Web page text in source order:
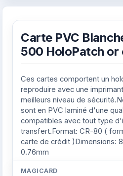
Carte PVC
500 HoloPatch or
Ces cartes comportent un
reproduire avec une
meilleurs niveau de
sont en PVC laminé d'une
compatibles avec tout type
transfert.Format: CR-80 (
carte de crédit )Dimensions:
0.76mm
MAGICARD